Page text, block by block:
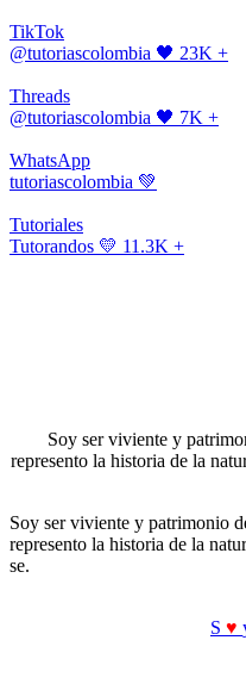
TikTok
@tutoriascolombia 🖤 23K +
Threads
@tutoriascolombia 🖤 7K +
WhatsApp
tutoriascolombia 💚
Tutoriales
Tutorandos 💛 11.3K +
Soy ser viviente y
represento la historia de la
Soy ser viviente y patrimonio
represento la historia de la
se.
S ♥